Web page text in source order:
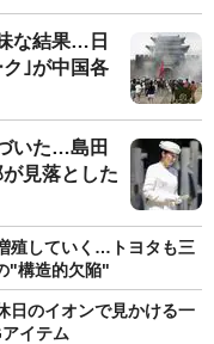
な結果…日
｣が中国各
いた…島田
見落とした
殖していく…トヨタも三
"構造的欠陥"
日のイオンで見かける一
イテム